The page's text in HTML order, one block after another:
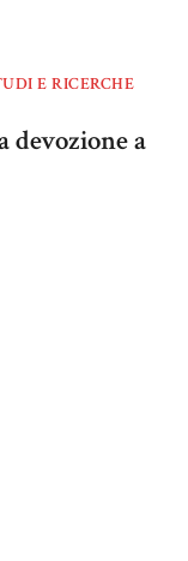
E RICERCHE
devozione a